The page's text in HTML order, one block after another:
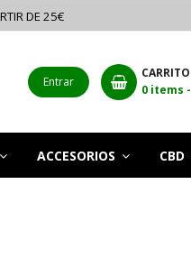
DE 25€
Entrar
CARRITO
0 items -
ACCESORIOS CBD